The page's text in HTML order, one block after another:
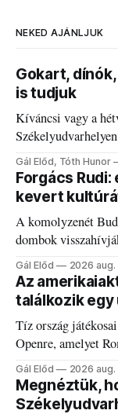
NEKED AJÁNLJUK
Gokart,
is tudjuk
Kíváncsi vagy a
a fogaddal, a
Gál Előd, Tóth Hunor
Forgács Rudi:
kevert
A komolyzenét
dombok
és határokról.
Gál Előd 2026 aug.
Az
találkozik egy
Tíz ország
Openre, amelyet
discgolfpályáján
Gál Előd 2026 aug.
Megnéztük,